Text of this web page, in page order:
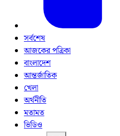
সর্বশেষ
আজকের পত্রিকা
বাংলাদেশ
আন্তর্জাতিক
খেলা
অর্থনীতি
মতামত
ভিডিও